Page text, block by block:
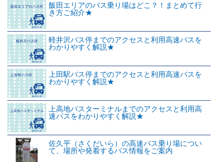
飯田エリアのバス乗り場はどこ？！まとめて行
き方ご紹介★
軽井沢バス停までのアクセスと利用高速バスを
わかりやすく解説★
上田駅バス停までのアクセスと利用高速バスを
わかりやすく解説★
上高地バスターミナルまでのアクセスと利用高
速バスをわかりやすく解説★
佐久平（さくだいら）の高速バス乗り場につい
て、場所や発着するバス情報をご案内